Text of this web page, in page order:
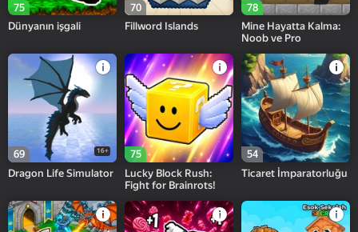
75
Dünyanın işgali
70
Fillword Islands
78
Mine Hayatta Kalma:
Noob ve Pro
69 16+
Dragon Life Simulator
75
Lucky Block Rush:
Fight for Brainrots!
54
Ticaret İmparatorluğu